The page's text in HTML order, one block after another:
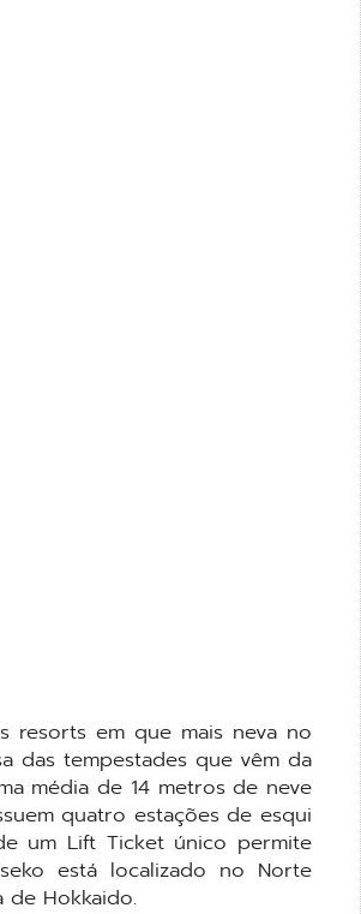
resorts em que mais neva no
das tempestades que vêm da
média de 14 metros de neve
quatro estações de esqui
um Lift Ticket único permite
está localizado no Norte
de Hokkaido.